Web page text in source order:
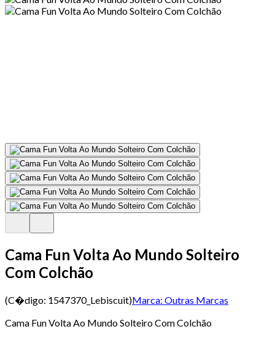
Cama Fun Volta Ao Mundo Solteiro
Com Colchão
(C�digo: 1547370_Lebiscuit)Marca: Outras Marcas
Cama Fun Volta Ao Mundo Solteiro Com Colchão